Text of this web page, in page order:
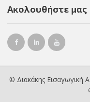
Ακολουθήστε μας
© Διακάκης Εισαγωγική